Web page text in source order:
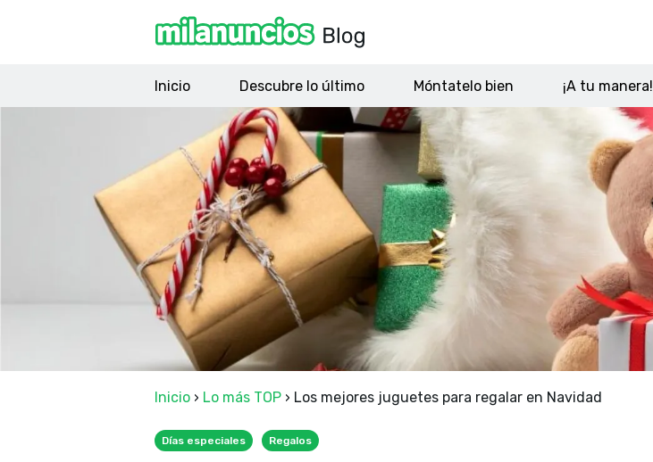
Inicio Descubre lo último Móntatelo bien ¡A tu manera!
Inicio › Lo más TOP › Los mejores juguetes para regalar en Navidad
Días especiales Regalos